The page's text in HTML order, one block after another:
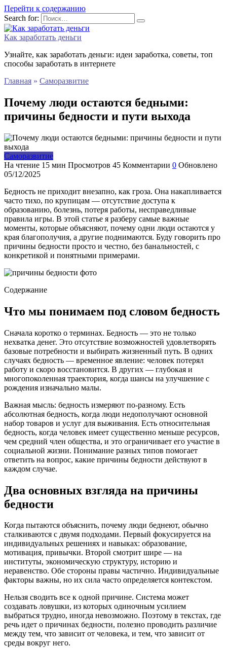
Перейти к содержанию
Search for:
Как заработать деньги
Узнайте, как заработать деньги: идеи заработка, советы, топ
способы заработать в интернете
Главная » Саморазвитие
Почему люди остаются бедными:
причины бедности и пути выхода
Саморазвитие
На чтение 15 мин Просмотров 45 Комментарии 0 Обновлено
05/12/2025
Бедность не приходит внезапно, как гроза. Она накапливается
часто тихо, по крупицам — отсутствие доступа к
образованию, болезнь, потеря работы, несправедливые
правила игры. В этой статье я разберу самые важные
моменты, которые объясняют, почему одни люди остаются у
края благополучия, а другие поднимаются. Буду говорить про
причины бедности просто и честно, без банальностей, с
конкретикой и понятными примерами.
Содержание
Что мы понимаем под словом бедность
Сначала коротко о терминах. Бедность — это не только
нехватка денег. Это отсутствие возможностей удовлетворять
базовые потребности и выбирать жизненный путь. В одних
случаях бедность — временное явление: человек потерял
работу и скоро восстановится. В других — глубокая и
многопоколенная траектория, когда шансы на улучшение с
рождения изначально малы.
Важная мысль: бедность измеряют по-разному. Есть
абсолютная бедность, когда люди недополучают основной
набор товаров и услуг для выживания. Есть относительная
бедность, когда человек имеет существенно меньше ресурсов,
чем средний член общества, и это ограничивает его участие в
социальной жизни. Понимание разных типов помогает
ответить на вопрос, какие причины бедности действуют в
каждом случае.
Два основных взгляда на причины
бедности
Когда пытаются объяснить, почему люди беднеют, обычно
сталкиваются с двумя подходами. Первый фокусируется на
индивидуальных решениях и навыках: образование,
мотивация, привычки. Второй смотрит шире — на
институты, экономическую структуру, историю и
неравенство. Обе стороны правы частично. Индивидуальные
факторы важны, но их сила часто определяется контекстом.
Нельзя сводить все к одной причине. Система может
создавать ловушки, из которых одиночным усилием
выбраться трудно, иногда невозможно. Поэтому в текстах, где
речь идет о причинах бедности, полезно проводить различие
между тем, что зависит от человека, и тем, что зависит от
среды вокруг него.